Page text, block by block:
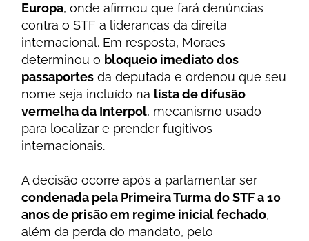
Europa, onde afirmou que fará denúncias
contra o STF a lideranças da direita
internacional. Em resposta, Moraes
determinou o bloqueio imediato dos
passaportes da deputada e ordenou que seu
nome seja incluído na lista de difusão
vermelha da Interpol, mecanismo usado
para localizar e prender fugitivos
internacionais.
A decisão ocorre após a parlamentar ser
condenada pela Primeira Turma do STF a 10
anos de prisão em regime inicial fechado,
além da perda do mandato, pelo